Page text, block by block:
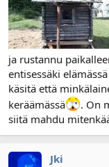
ja rustannu
entisessäki
käsitä että
keräämässä
. On
siitä mahdu
Jki